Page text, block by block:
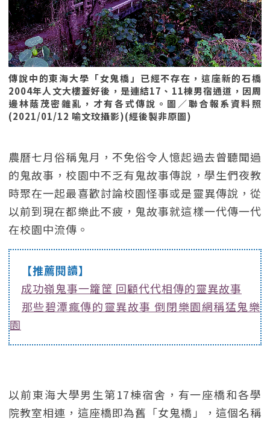
傳說中的東海大學「女鬼橋」已經不存在，這座新的石橋
2004年人文大樓蓋好後，是連結17、11棟男宿通道，因周
邊林蔭茂密雜亂，才有各式傳說。圖／聯合報系資料照
(2021/01/12 喻文玟攝影)(經後製非原圖)
農曆七月俗稱鬼月，不免俗令人憶起過去曾聽聞過
的鬼故事，校園中不乏有鬼故事傳說，學生們夜教
時聚在一起最喜歡討論校園怪事或是靈異傳說，從
以前到現在都樂此不疲，鬼故事就這樣一代傳一代
在校園中流傳。
【推薦閱讀】
成功嶺鬼事一籮筐 回顧代代相傳的靈異故事
那些碧潭瘋傳的靈異故事 倒閉樂園網稱猛鬼樂
園
以前東海大學男生第17棟宿舍，有一座橋和各學
院教室相連，這座橋即為舊「女鬼橋」，這個名稱